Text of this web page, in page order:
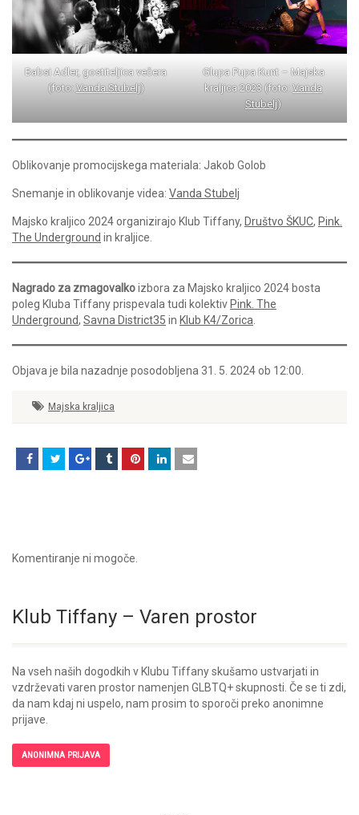
Babsi Adler, gostiteljica večera
(foto: Vanda Stubelj)
Glupa Pupa Kunt – Majska
kraljica 2023 (foto: Vanda
Stubelj)
Oblikovanje promocijskega materiala: Jakob Golob
Snemanje in oblikovanje videa: Vanda Stubelj
Majsko kraljico 2024 organizirajo Klub Tiffany, Društvo ŠKUC, Pink.
The Underground in kraljice.
Nagrado za zmagovalkoizbora za Majsko kraljico 2024 bosta
poleg Kluba Tiffany prispevala tudi kolektiv Pink. The
Underground, Savna District35 in Klub K4/Zorica.
Objava je bila nazadnje posodobljena 31. 5. 2024 ob 12:00.
Majska kraljica
Komentiranje ni mogoče.
Klub Tiffany – Varen prostor
Na vseh naših dogodkih v Klubu Tiffany skušamo ustvarjati in
vzdrževati varen prostor namenjen GLBTQ+ skupnosti. Če se ti zdi,
da nam kdaj ni uspelo, nam prosim to sporoči preko anonimne
prijave.
ANONIMNA PRIJAVA